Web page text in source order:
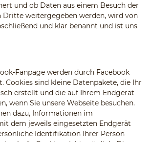
und ob Daten aus einem Besuch der
Dritte weitergegeben werden, wird von
und klar benannt und ist uns
Fanpage werden durch Facebook
Cookies sind kleine Datenpakete, die Ihr
erstellt und die auf Ihrem Endgerät
wenn Sie unsere Webseite besuchen.
dazu, Informationen im
dem jeweils eingesetzten Endgerät
Identifikation Ihrer Person